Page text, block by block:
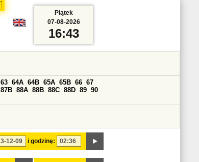
i godzinę:
63 64A 64B 65A 65B 66 67
87B 88A 88B 88C 88D 89 90
Piątek
07-08-2026
16:43